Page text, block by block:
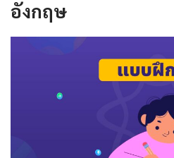
อังกฤษ